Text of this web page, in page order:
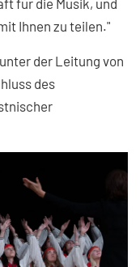
Ihnen zu teilen."
der Leitung von
des